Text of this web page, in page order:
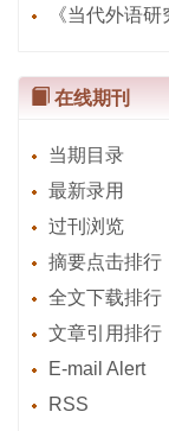
《当代外语
在线期刊
当期目录
最新录用
过刊浏览
摘要点击排行
全文下载排行
文章引用排行
E-mail Alert
RSS